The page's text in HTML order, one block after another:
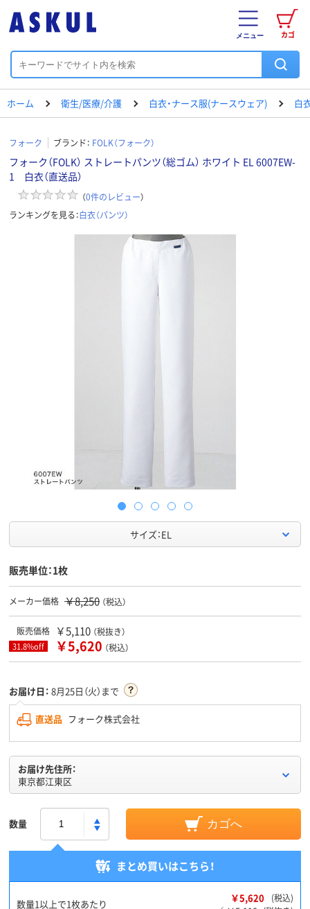
カゴ
メニュー
ホーム 衛生/医療/介護 白衣・ナース服(ナースウェア) 白
フォーク ブランド： FOLK（フォーク）
フォーク（FOLK） ストレートパンツ（総ゴム） ホワイト EL 6007EW-
1 白衣（直送品）
（0件のレビュー）
ランキングを見る：白衣（パンツ）
サイズ：EL
販売単位：1枚
メーカー価格 ￥8,250 （税込）
販売価格 ￥5,110 （税抜き）
31.8%off ￥5,620 （税込）
お届け日： 8月25日（火）まで
直送品 フォーク株式会社
お届け先住所：
東京都江東区
数量 カゴへ
まとめ買いはこちら！
数量1以上で1枚あたり ￥5,620
(税込)